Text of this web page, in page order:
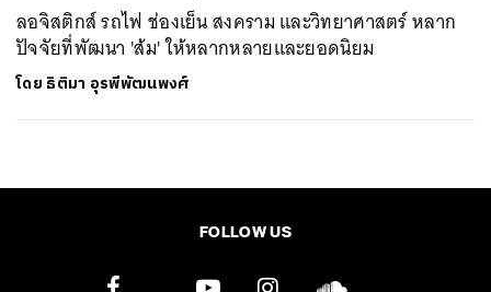
ลอจิสติกส์ รถไฟ ช่องเย็น สงคราม และวิทยาศาสตร์ หลาก
ปัจจัยที่พัฒนา 'ส้ม' ให้หลากหลายและยอดนิยม
โดย ธิติมา อุรพีพัฒนพงศ์
FOLLOW US